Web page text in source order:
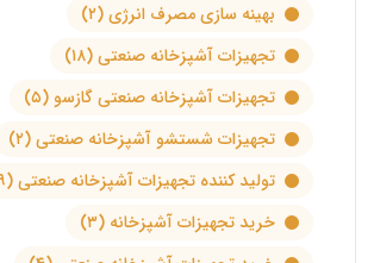
بهینه سازی مصرف انرژی(۲)
تجهیزات آشپزخانه صنعتی(۱۸)
تجهیزات آشپزخانه صنعتی گازسو (۵)
تجهیزات شستشو آشپزخانه صنعتی(۲)
تولید کننده تجهیزات آشپزخانه صنعتی(۱۹)
خرید تجهیزات آشپزخانه (۳)